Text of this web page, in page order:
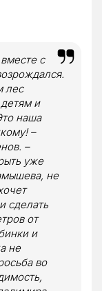
с
лес
и
наша
–
–
уже
не
сделать
от
и
не
во